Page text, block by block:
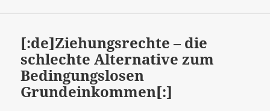
[:de]Ziehungsrechte – die
schlechte Alternative zum
Bedingungslosen
Grundeinkommen[:]